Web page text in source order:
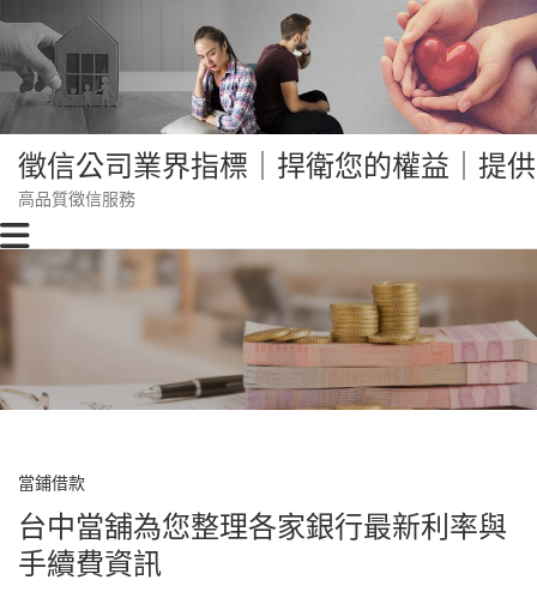
to
content
徵信公司業界指標｜捍衛您的權益｜提
高品質徵信服務
當鋪借款
台中當舖為您整理各家銀行最新利率與
手續費資訊